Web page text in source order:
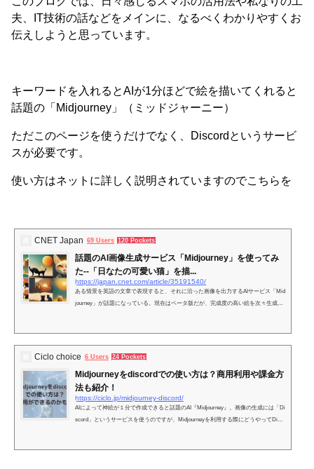
夫、IT技術の話などをメインに、なるべくわかりやすくお
伝えしようと思っています。
キーワードを入れるとAIが1分ほどで絵を描いてくれると
話題の「Midjourney」（ミッドジャーニー）
ただこのページを使うだけでなく、Discordというサービ
スが必要です。
使い方はネットに詳しく説明されていますのでこちらを
CNET Japan 69 Users 120 Pockets
話題のAI画像生成サービス「Midjourney」を使ってみ
た--「日なたの可愛い猫」を描...
https://japan.cnet.com/article/35191540/
ある情景を英語の文章で表現すると、それに沿った画像を出力するAIサービス「Mid
journey」が話題になっている。現在はベータ版だが、完成度の高い絵を次々生成す
Ciclo choice 6 Users 24 Pockets
Midjourneyをdiscordでの使い方は？商用利用や課金方
法も紹介！
https://ciclo.jp/midjourney-discord/
AIによって神絵が１分で作成できると話題のAI『Midjourney』。画像の生成には「Di
scord」というサービスを使うのですが、Midjourneyを利用する際にどうやってDisc